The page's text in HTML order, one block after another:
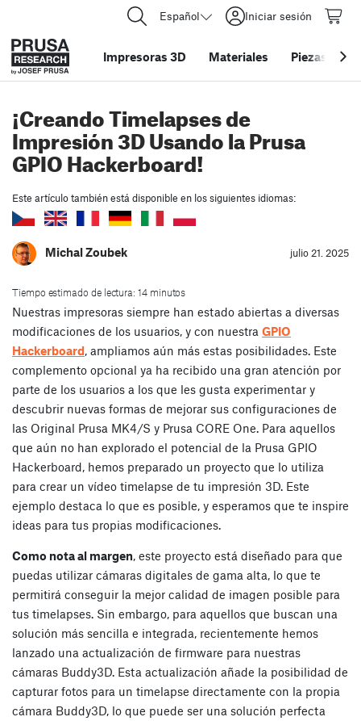
Español Iniciar sesión
Impresoras 3D Materiales Piezas y
¡Creando Timelapses de
Impresión 3D Usando la Prusa
GPIO Hackerboard!
Este artículo también está disponible en los siguientes idiomas:
Michal Zoubek julio 21. 2025
Tiempo estimado de lectura: 14 minutos
Nuestras impresoras siempre han estado abiertas a diversas
modificaciones de los usuarios, y con nuestra GPIO
Hackerboard, ampliamos aún más estas posibilidades. Este
complemento opcional ya ha recibido una gran atención por
parte de los usuarios a los que les gusta experimentar y
descubrir nuevas formas de mejorar sus configuraciones de
las Original Prusa MK4/S y Prusa CORE One. Para aquellos
que aún no han explorado el potencial de la Prusa GPIO
Hackerboard, hemos preparado un proyecto que lo utiliza
para crear un vídeo timelapse de tu impresión 3D. Este
ejemplo destaca lo que es posible, y esperamos que te inspire
ideas para tus propias modificaciones.
Como nota al margen, este proyecto está diseñado para que
puedas utilizar cámaras digitales de gama alta, lo que te
permitirá conseguir la mejor calidad de imagen posible para
tus timelapses. Sin embargo, para aquellos que buscan una
solución más sencilla e integrada, recientemente hemos
lanzado una actualización de firmware para nuestras
cámaras Buddy3D. Esta actualización añade la posibilidad de
capturar fotos para un timelapse directamente con la propia
cámara Buddy3D, lo que puede ser una solución perfecta